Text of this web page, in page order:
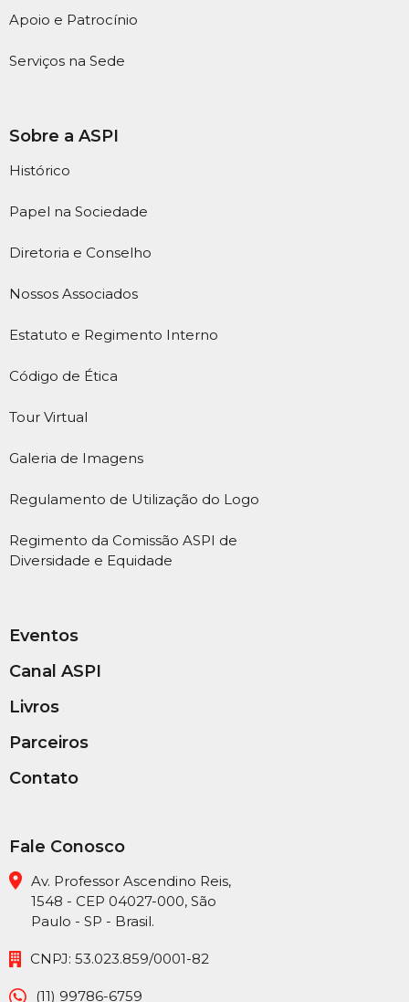
Apoio e Patrocínio
Serviços na Sede
Sobre a ASPI
Histórico
Papel na Sociedade
Diretoria e Conselho
Nossos Associados
Estatuto e Regimento Interno
Código de Ética
Tour Virtual
Galeria de Imagens
Regulamento de Utilização do Logo
Regimento da Comissão ASPI de
Diversidade e Equidade
Eventos
Canal ASPI
Livros
Parceiros
Contato
Fale Conosco
Av. Professor Ascendino Reis,
1548 - CEP 04027-000, São
Paulo - SP - Brasil.
CNPJ: 53.023.859/0001-82
(11) 99786-6759